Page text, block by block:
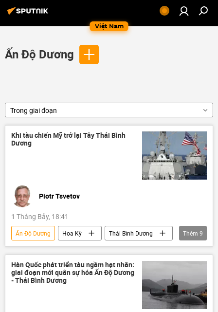
Việt Nam
Ấn Độ Dương
Trong giai đoạn
Khi tàu chiến Mỹ trở lại Tây Thái Bình
Dương
Piotr Tsvetov
1 Tháng Bảy, 18:41
Ấn Độ Dương Hoa Kỳ
Thái Bình Dương
Quan điểm-Ý kiến
Tác giả
Thế giới
Việt Nam
Lầu Năm Góc
Trung Đông
eo biển Hormuz
Thêm 9
Hàn Quốc phát triển tàu ngầm hạt nhân:
giai đoạn mới quân sự hóa Ấn Độ Dương
- Thái Bình Dương